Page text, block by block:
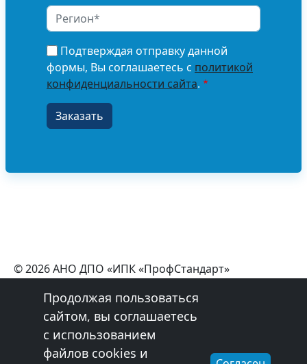
Подтверждая отправку данной
формы, Вы соглашаетесь с политикой
конфиденциальности сайта.
© 2026 АНО ДПО «ИПК «ПрофСтандарт»
Эл. почта:profstandart76@gmail.com
Обработка персональных данных
Сведения об образовательной организации
Лицензия
Продолжая пользоваться
сайтом, вы соглашаетесь
с использованием
файлов cookies и